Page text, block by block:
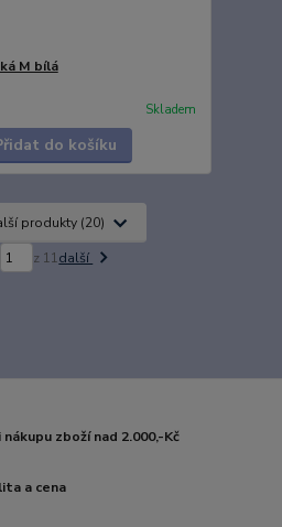
M bílá
Skladem
do košíku
produkty (20)
z 11další
zboží nad 2.000,-Kč
a cena